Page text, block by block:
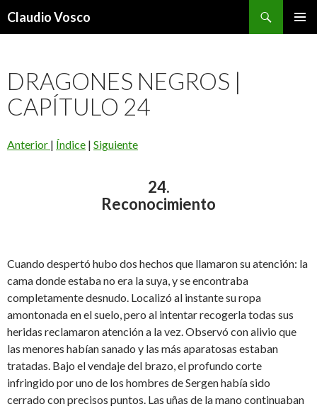
Claudio Vosco
DRAGONES NEGROS |
CAPÍTULO 24
Anterior | Índice | Siguiente
24.
Reconocimiento
Cuando despertó hubo dos hechos que llamaron su atención: la
cama donde estaba no era la suya, y se encontraba
completamente desnudo. Localizó al instante su ropa
amontonada en el suelo, pero al intentar recogerla todas sus
heridas reclamaron atención a la vez. Observó con alivio que
las menores habían sanado y las más aparatosas estaban
tratadas. Bajo el vendaje del brazo, el profundo corte
infringido por uno de los hombres de Sergen había sido
cerrado con precisos puntos. Las uñas de la mano continuaban